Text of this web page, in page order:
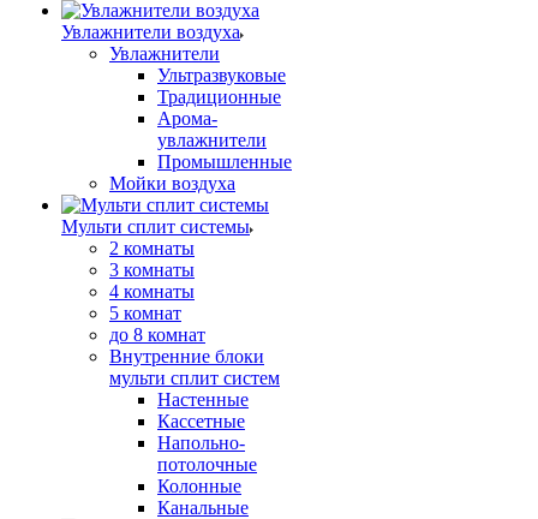
Увлажнители воздуха
Увлажнители
Ультразвуковые
Традиционные
Арома-
увлажнители
Промышленные
Мойки воздуха
Мульти сплит системы
2 комнаты
3 комнаты
4 комнаты
5 комнат
до 8 комнат
Внутренние блоки
мульти сплит систем
Настенные
Кассетные
Напольно-
потолочные
Колонные
Канальные